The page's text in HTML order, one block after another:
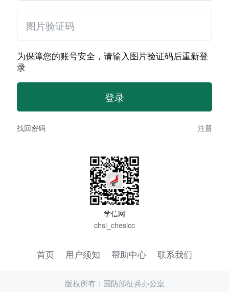
为保障您的账号安全，请输入图片验证码后重新登
录
找回密码 注册
学信网
chsi_chesicc
首页 用户须知 帮助中心 联系我们
版权所有：国防部征兵办公室